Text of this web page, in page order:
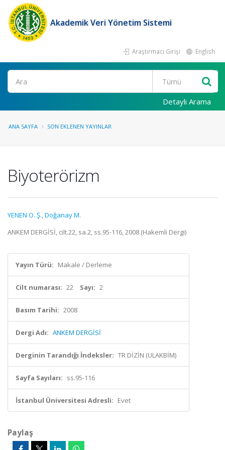
Akademik Veri Yönetim Sistemi
Araştırmacı Girişi English
Ara
Detaylı Arama
ANA SAYFA SON EKLENEN YAYINLAR
Biyoterörizm
YENEN O. Ş.,Doğanay M.
ANKEM DERGİSİ, cilt.22, sa.2, ss.95-116, 2008 (Hakemli Dergi)
Yayın Türü: Makale / Derleme
Cilt numarası: 22 Sayı: 2
Basım Tarihi: 2008
Dergi Adı: ANKEM DERGİSİ
Derginin Tarandığı İndeksler: TR DİZİN (ULAKBİM)
Sayfa Sayıları: ss.95-116
İstanbul Üniversitesi Adresli: Evet
Paylaş